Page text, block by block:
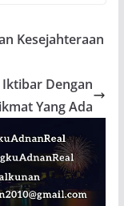
Kesejahteraan
Dengan
Yang Ada